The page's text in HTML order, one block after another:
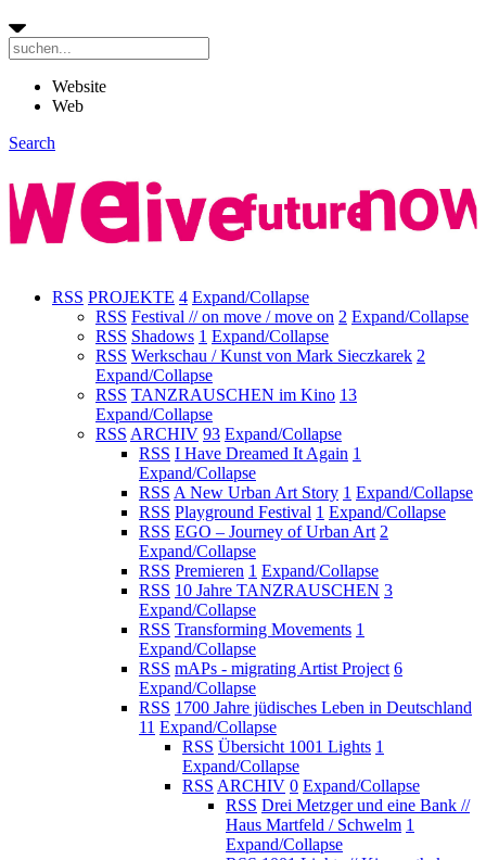
Website
Web
Search
RSS PROJEKTE 4 Expand/Collapse
RSS Festival // on move / move on 2 Expand/Collapse
RSS Shadows 1 Expand/Collapse
RSS Werkschau / Kunst von Mark Sieczkarek 2
Expand/Collapse
RSS TANZRAUSCHEN im Kino 13
Expand/Collapse
RSS ARCHIV 93 Expand/Collapse
RSS I Have Dreamed It Again 1
Expand/Collapse
RSS A New Urban Art Story 1 Expand/Collapse
RSS Playground Festival 1 Expand/Collapse
RSS EGO – Journey of Urban Art 2
Expand/Collapse
RSS Premieren 1 Expand/Collapse
RSS 10 Jahre TANZRAUSCHEN 3
Expand/Collapse
RSS Transforming Movements 1
Expand/Collapse
RSS mAPs - migrating Artist Project 6
Expand/Collapse
RSS 1700 Jahre jüdisches Leben in Deutschland
11 Expand/Collapse
RSS Übersicht 1001 Lights 1
Expand/Collapse
RSS ARCHIV 0 Expand/Collapse
RSS Drei Metzger und eine Bank //
Haus Martfeld / Schwelm 1
Expand/Collapse